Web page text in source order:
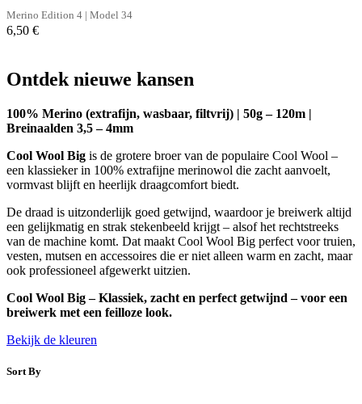
Merino Edition 4 | Model 34
6,50 €
Ontdek nieuwe kansen
100% Merino (extrafijn, wasbaar, filtvrij) | 50g – 120m |
Breinaalden 3,5 – 4mm
Cool Wool Big is de grotere broer van de populaire Cool Wool –
een klassieker in 100% extrafijne merinowol die zacht aanvoelt,
vormvast blijft en heerlijk draagcomfort biedt.
De draad is uitzonderlijk goed getwijnd, waardoor je breiwerk altijd
een gelijkmatig en strak stekenbeeld krijgt – alsof het rechtstreeks
van de machine komt. Dat maakt Cool Wool Big perfect voor truien,
vesten, mutsen en accessoires die er niet alleen warm en zacht, maar
ook professioneel afgewerkt uitzien.
Cool Wool Big – Klassiek, zacht en perfect getwijnd – voor een
breiwerk met een feilloze look.
Bekijk de kleuren
Sort By